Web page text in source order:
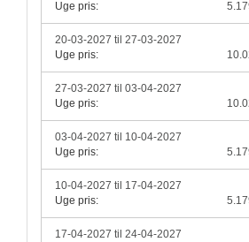
Uge pris:
20-03-2027 til 27-03-2027
Uge pris:
27-03-2027 til 03-04-2027
Uge pris:
03-04-2027 til 10-04-2027
Uge pris:
10-04-2027 til 17-04-2027
Uge pris:
17-04-2027 til 24-04-2027